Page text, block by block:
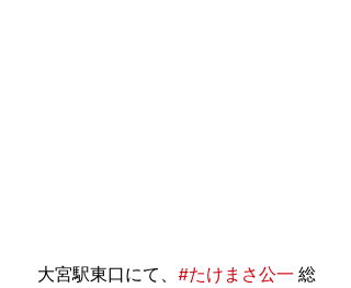
大宮駅東口にて、 #たけまさ公一 総